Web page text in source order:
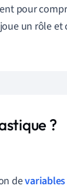
pour
un rôle et
?
de